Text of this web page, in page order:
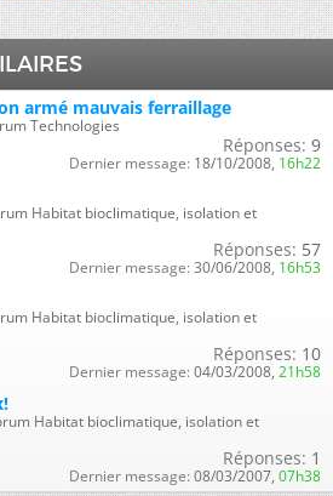
armé mauvais ferraillage
Technologies
Réponses: 9
Dernier message: 18/10/2008, 16h22
Habitat bioclimatique, isolation et
Réponses: 57
Dernier message: 30/06/2008, 16h53
Habitat bioclimatique, isolation et
Réponses: 10
Dernier message: 04/03/2008, 21h58
Habitat bioclimatique, isolation et
Réponses: 1
Dernier message: 08/03/2007, 07h38